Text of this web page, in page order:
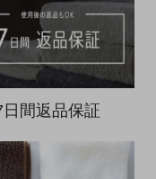
日間返品保証